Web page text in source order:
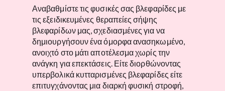
Αναβαθμίστε τις φυσικές σας βλεφαρίδες με
τις εξειδικευμένες θεραπείες σήψης
βλεφαρίδων μας, σχεδιασμένες για να
δημιουργήσουν ένα όμορφα ανασηκωμένο,
ανοιχτό στο μάτι αποτέλεσμα χωρίς την
ανάγκη για επεκτάσεις. Είτε διορθώνοντας
υπερβολικά κυτταρισμένες βλεφαρίδες είτε
επιτυγχάνοντας μια διαρκή φυσική στροφή,